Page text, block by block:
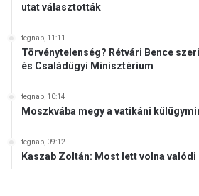
utat választották
tegnap, 11:11
Törvénytelenség? Rétvári Bence
és Családügyi Minisztérium
tegnap, 10:14
Moszkvába megy a vatikáni
tegnap, 09:12
Kaszab Zoltán: Most lett volna